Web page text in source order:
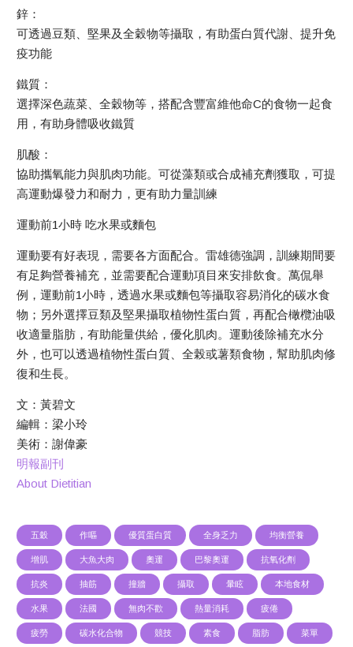
鋅：
可透過豆類、堅果及全穀物等攝取，有助蛋白質代謝、提升免
疫功能
鐵質：
選擇深色蔬菜、全穀物等，搭配含豐富維他命C的食物一起食
用，有助身體吸收鐵質
肌酸：
協助攜氧能力與肌肉功能。可從藻類或合成補充劑獲取，可提
高運動爆發力和耐力，更有助力量訓練
運動前1小時 吃水果或麵包
運動要有好表現，需要各方面配合。雷雄德強調，訓練期間要
有足夠營養補充，並需要配合運動項目來安排飲食。萬侃舉
例，運動前1小時，透過水果或麵包等攝取容易消化的碳水食
物；另外選擇豆類及堅果攝取植物性蛋白質，再配合橄欖油吸
收適量脂肪，有助能量供給，優化肌肉。運動後除補充水分
外，也可以透過植物性蛋白質、全榖或薯類食物，幫助肌肉修
復和生長。
文：黃碧文
編輯：梁小玲
美術：謝偉豪
明報副刊
About Dietitian
五穀 作嘔 優質蛋白質 全身乏力 均衡營養
增肌 大魚大肉 奧運 巴黎奧運 抗氧化劑
抗炎 抽筋 撞牆 攝取 暈眩 本地食材
水果 法國 無肉不歡 熱量消耗 疲倦
疲勞 碳水化合物 競技 素食 脂肪 菜單